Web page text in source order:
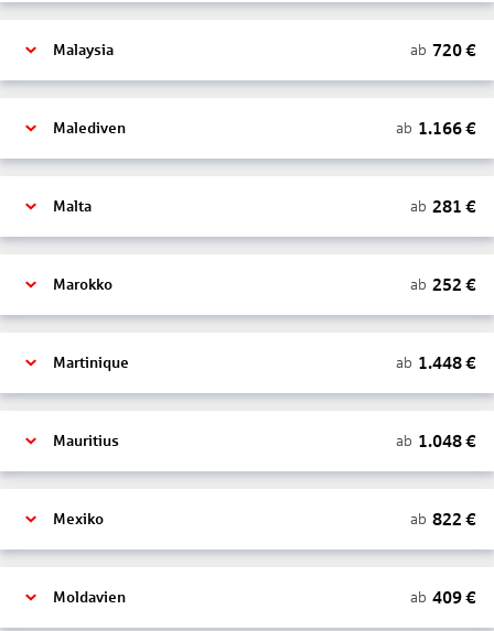
Malaysia ab 720€
Malediven ab 1.166€
Malta ab 281 €
Marokko ab 252 €
Martinique ab 1.448€
Mauritius ab 1.048€
Mexiko ab 822 €
Moldavien ab 409€